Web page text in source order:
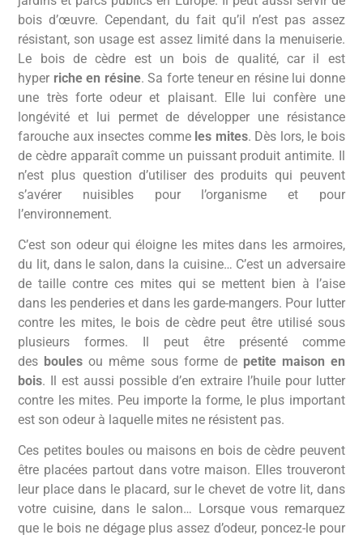
bois d’œuvre. Cependant, du fait qu’il n’est pas assez
résistant, son usage est assez limité dans la menuiserie.
Le bois de cèdre est un bois de qualité, car il est
hyper riche en résine. Sa forte teneur en résine lui donne
une très forte odeur et plaisant. Elle lui confère une
longévité et lui permet de développer une résistance
farouche aux insectes comme les mites. Dès lors, le bois
de cèdre apparaît comme un puissant produit antimite. Il
n’est plus question d’utiliser des produits qui peuvent
s’avérer nuisibles pour l’organisme et pour
l’environnement.
C’est son odeur qui éloigne les mites dans les armoires,
du lit, dans le salon, dans la cuisine… C’est un adversaire
de taille contre ces mites qui se mettent bien à l’aise
dans les penderies et dans les garde-mangers. Pour lutter
contre les mites, le bois de cèdre peut être utilisé sous
plusieurs formes. Il peut être présenté comme
des boulesou même sous forme de petite maison en
bois. Il est aussi possible d’en extraire l’huile pour lutter
contre les mites. Peu importe la forme, le plus important
est son odeur à laquelle mites ne résistent pas.
Ces petites boules ou maisons en bois de cèdre peuvent
être placées partout dans votre maison. Elles trouveront
leur place dans le placard, sur le chevet de votre lit, dans
votre cuisine, dans le salon… Lorsque vous remarquez
que le bois ne dégage plus assez d’odeur, poncez-le pour